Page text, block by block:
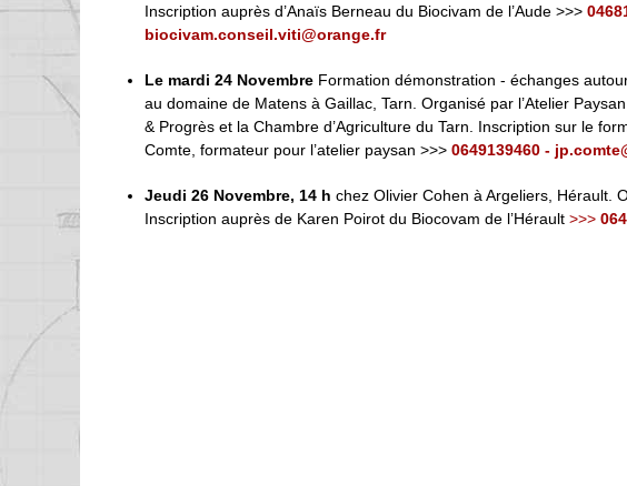
Inscription auprès d’Anaïs Berneau du Biocivam de l’Aude >>>
biocivam.conseil.viti@orange.fr
Le mardi 24 Novembre Formation démonstration - échanges
au domaine de Matens à Gaillac, Tarn. Organisé par l’Atelier
& Progrès et la Chambre d’Agriculture du Tarn. Inscription sur le
Comte, formateur pour l’atelier paysan >>>0649139460 -
Jeudi 26 Novembre, 14 h chez Olivier Cohen à Argeliers, Hérault.
Inscription auprès de Karen Poirot du Biocovam de l’Hérault>>>